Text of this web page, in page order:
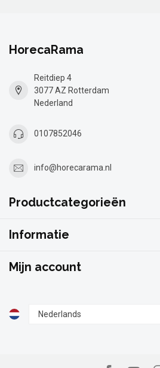
HorecaRama
Reitdiep 4
3077 AZ Rotterdam
Nederland
0107852046
info@horecarama.nl
Productcategorieën
Informatie
Mijn account